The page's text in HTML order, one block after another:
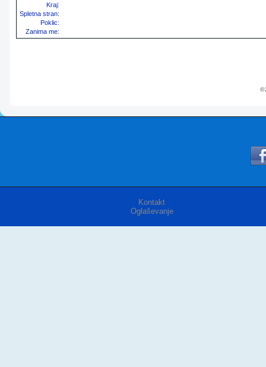
Kraj:
Spletna stran:
Poklic:
Zanima me:
©
Kontakt
Oglaševanje